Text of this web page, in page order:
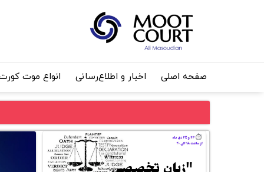
صفحه اصلی اخبار و اطلاع‌رسانی انواع موت